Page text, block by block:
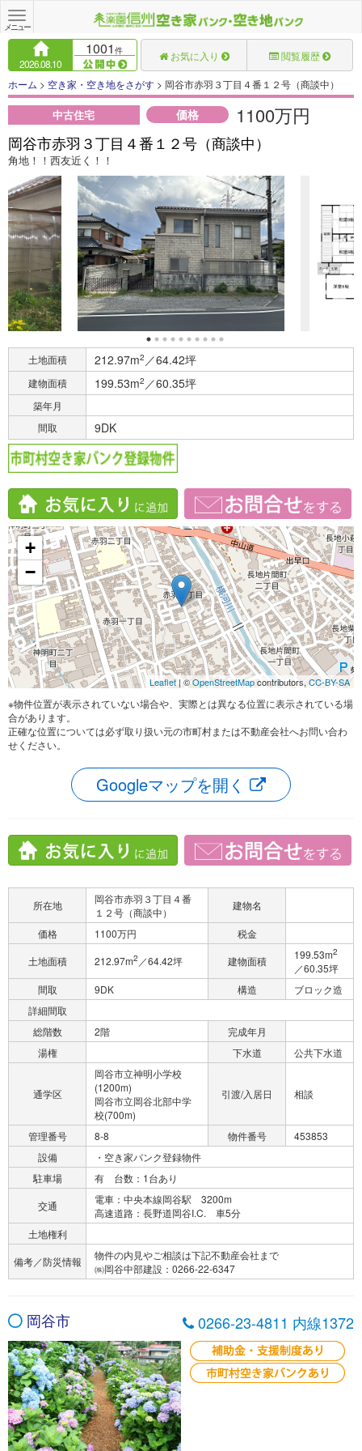
Toggle
navigation
メニュー
2026.08.10
1001件 お気に入り 閲覧履歴
ホーム > 空き家・空き地をさがす > 岡谷市赤羽３丁目４番１２号（商談中）
中古住宅 価格 1100万円
岡谷市赤羽３丁目４番１２号（商談中）
角地！！西友近く！！
土地面積 212.97m2 ／64.42坪
建物面積 199.53m2 ／60.35坪
築年月
間取
9DK
+
−
Leaflet| ©OpenStreetMapcontributors, CC-BY-SA
※物件位置が表示されていない場合や、実際とは異なる位置に表示されている場
合があります。
正確な位置については必ず取り扱い元の市町村または不動産会社へお問い合わ
せください。
Googleマップを開く
所在地
岡谷市赤羽３丁目４番
１２号（商談中）
建物名
価格 1100万円
税金
土地面積
212.97m2 ／64.42坪 建物面積 199.53m2
／60.35坪
間取
9DK 構造
ブロック造
詳細間取
総階数
2階
完成年月
湯権
下水道 公共下水道
通学区
岡谷市立神明小学校
(1200m)
岡谷市立岡谷北部中学
校(700m)
引渡/入居日 相談
管理番号 8-8 物件番号
453853
設備
・空き家バンク登録物件
駐車場
有 台数：1台あり
交通
電車：中央本線岡谷駅 3200m
高速道路：長野道岡谷I.C. 車5分
土地権利
備考／防災情報
物件の内見やご相談は下記不動産会社まで
㈱岡谷中部建設：0266-22-6347
岡谷市 0266-23-4811 内線1372